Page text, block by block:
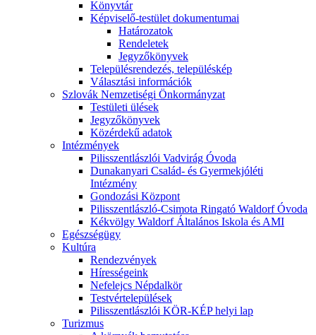
Könyvtár
Képviselő-testület dokumentumai
Határozatok
Rendeletek
Jegyzőkönyvek
Településrendezés, településkép
Választási információk
Szlovák Nemzetiségi Önkormányzat
Testületi ülések
Jegyzőkönyvek
Közérdekű adatok
Intézmények
Pilisszentlászlói Vadvirág Óvoda
Dunakanyari Család- és Gyermekjóléti
Intézmény
Gondozási Központ
Pilisszentlászló-Csimota Ringató Waldorf Óvoda
Kékvölgy Waldorf Általános Iskola és AMI
Egészségügy
Kultúra
Rendezvények
Hírességeink
Nefelejcs Népdalkör
Testvértelepülések
Pilisszentlászlói KÖR-KÉP helyi lap
Turizmus